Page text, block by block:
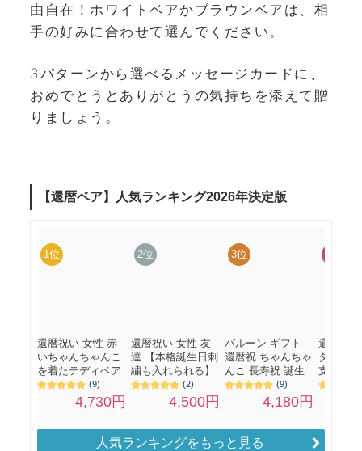
由自在！ホワイトベアかブラウンベアは、相
手の好みに合わせて選んでください。
3パターンから選べるメッセージカードに、
おめでとうとありがとうの気持ちを添えて贈
りましょう。
人気ランキングをもっと見る